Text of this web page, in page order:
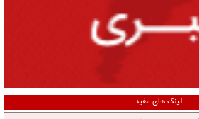
لینک های مفید